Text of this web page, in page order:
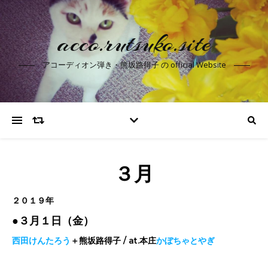
acco.rutsuko.site
アコーディオン弾き・熊坂路得子 の official Website
３月
２０１９年
●３月１日（金）
西田けんたろう ＋熊坂路得子 / at.本庄かぼちゃとやぎ